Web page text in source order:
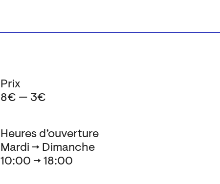
Heures d’ouverture
Mardi → Dimanche
10:00 → 18:00
Prix
8€ — 3€